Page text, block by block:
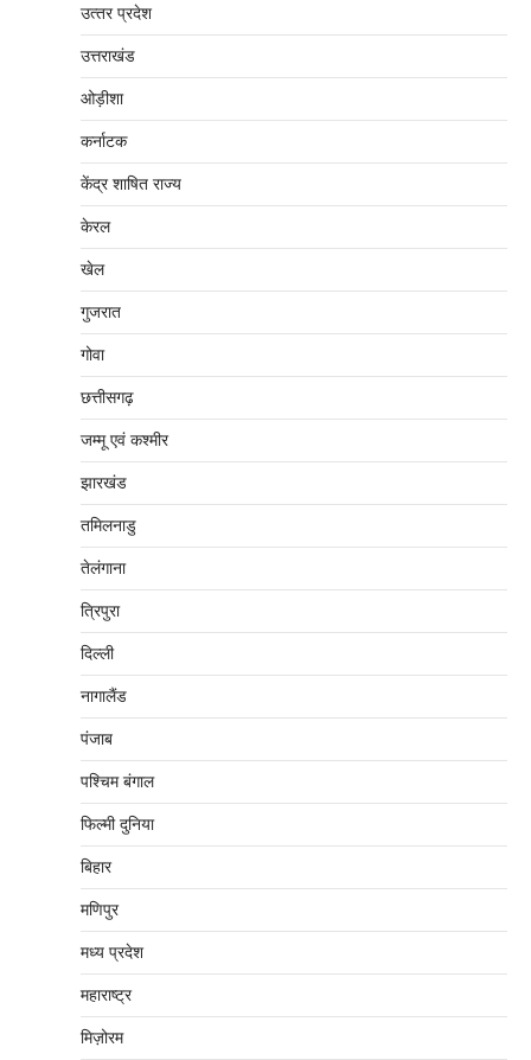
उत्‍तर प्रदेश
उत्तराखंड
ओड़ीशा
कर्नाटक
केंद्र शाषित राज्य
केरल
खेल
गुजरात
गोवा
छत्तीसगढ़
जम्‍मू एवं कश्‍मीर
झारखंड
तमिलनाडु
तेलंगाना
त्रिपुरा
दिल्‍ली
नागालैंड
पंजाब
पश्चिम बंगाल
फिल्मी दुनिया
बिहार
मणिपुर
मध्‍य प्रदेश
महाराष्‍ट्र
मिज़ोरम